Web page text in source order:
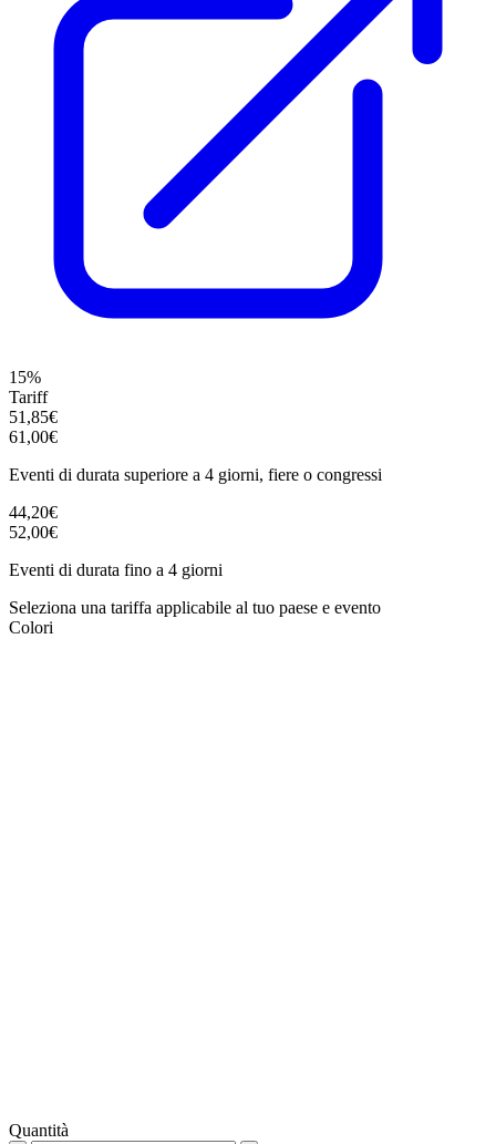
15%
Tariff
51,85€
61,00€
Eventi di durata superiore a 4 giorni, fiere o congressi
44,20€
52,00€
Eventi di durata fino a 4 giorni
Seleziona una tariffa applicabile al tuo paese e evento
Colori
Quantità